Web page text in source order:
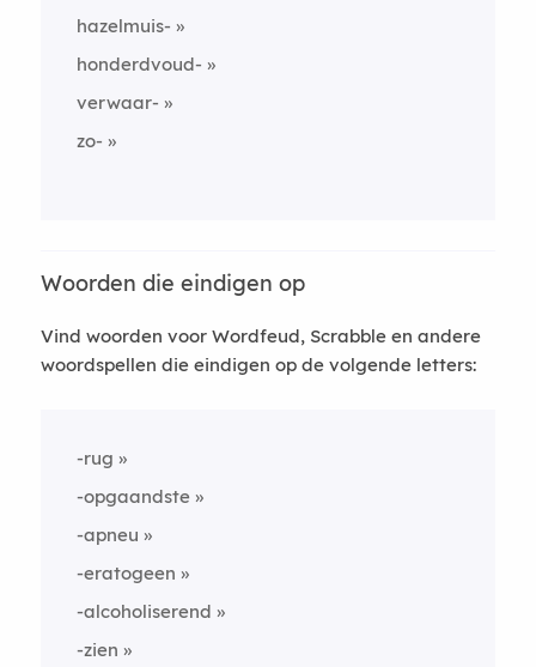
hazelmuis-
honderdvoud-
verwaar-
zo-
Woorden die eindigen op
Vind woorden voor Wordfeud, Scrabble en andere
woordspellen die eindigen op de volgende letters:
-rug
-opgaandste
-apneu
-eratogeen
-alcoholiserend
-zien